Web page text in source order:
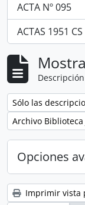
ACTA Nº 095
, 1 resultados
ACTAS 1951 CS
, 1 resultados
Remove filter:
Sólo las
Remove filter:
Archivo Biblioteca
Opciones
Imprimir vista